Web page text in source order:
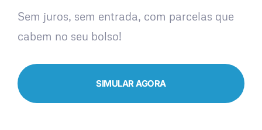
Sem juros, sem entrada, com parcelas que
cabem no seu bolso!
SIMULAR AGORA